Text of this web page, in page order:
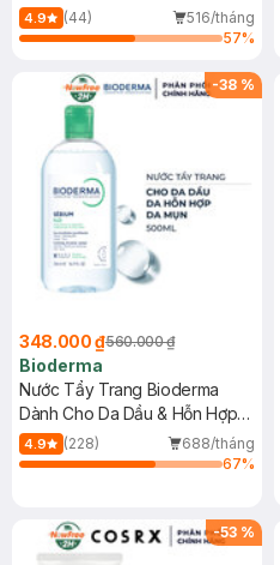
Mới)
4.9 (44)
516/tháng
57%
-38 %
348.000 ₫560.000 ₫
Bioderma
Nước Tẩy Trang Bioderma
Dành Cho Da Dầu & Hỗn Hợp
500ml
4.9 (228)
688/tháng
67%
-53 %